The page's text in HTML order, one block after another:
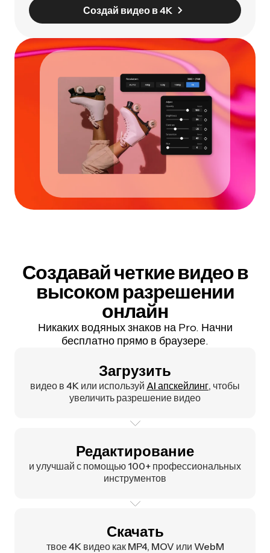
Создай видео в 4K
Создавай четкие видео в
высоком разрешении
онлайн
Никаких водяных знаков на Pro. Начни
бесплатно прямо в браузере.
Загрузить
видео в 4K или используй AI апскейлинг, чтобы
увеличить разрешение видео
Редактирование
и улучшай с помощью 100+ профессиональных
инструментов
Скачать
твое 4K видео как MP4, MOV или WebM